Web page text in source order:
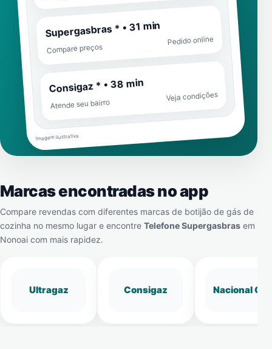
Supergasbras * • 31 min
Compare preços
Pedido online
Consigaz * • 38 min
Atende seu bairro
Veja condições
Imagem ilustrativa
Marcas encontradas no app
Compare revendas com diferentes marcas de botijão de gás de
cozinha no mesmo lugar e encontre Telefone Supergasbras em
Nonoai com mais rapidez.
Ultragaz Consigaz Nacional Gás